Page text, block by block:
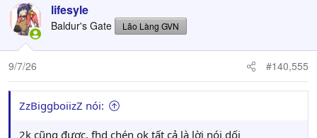
c
t
i
o
n
:
lifesyle
Baldur's Gate Lão Làng GVN
9/7/26 #140,555
ZzBiggboiizZ nói:
2k cũng được, fhd chén ok tất cả là lời nói dối